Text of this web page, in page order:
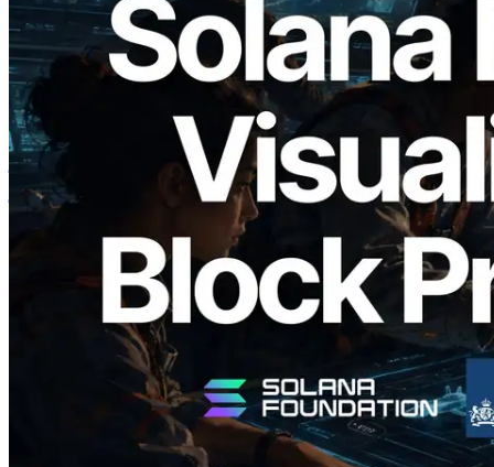
2026.05.24
Validators Solutions ने Solana Block
Analyzer लॉन्च किया — प्रति-slot ब्लॉक
उत्पादन समय और नियुक्त वैलिडेटर का
विज़ुअलाइज़ेशन